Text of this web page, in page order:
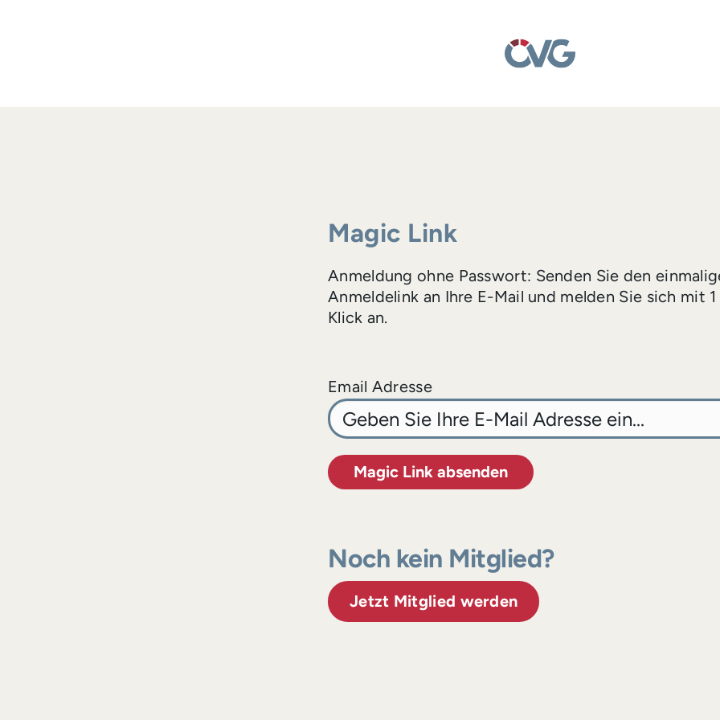
Magic Link
Anmeldung ohne Passwort: Senden Sie den
Anmeldelink an Ihre E-Mail und melden Sie sich mit 1
Klick an.
Email Adresse
Magic Link absenden
Noch kein Mitglied?
Jetzt Mitglied werden